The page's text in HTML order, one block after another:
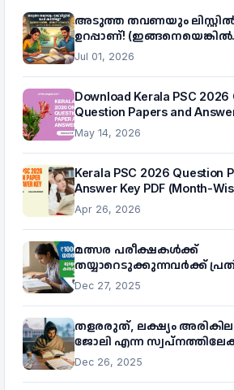
അടുത്ത തവണയും ലിസ്റ്റിൽ
ഉറപ്പാണ്!
Jul 01, 2026
Download Kerala PSC 2026
Question Papers and
May 14, 2026
Kerala PSC 2026 Question
Answer Key PDF (Month-
Apr 26, 2026
മത്സര പരീക്ഷകൾക്ക്
തയ്യാറെടുക്കുന്നവർക്ക്
രൂപ! മുഖ്യമന്ത്രിയുടെ
പദ്ധതിയെക്കുറിച്ച് അറിയാം
Dec 27, 2025
തളരരുത്, ലക്ഷ്യം
ജോലി എന്ന
Dec 26, 2025